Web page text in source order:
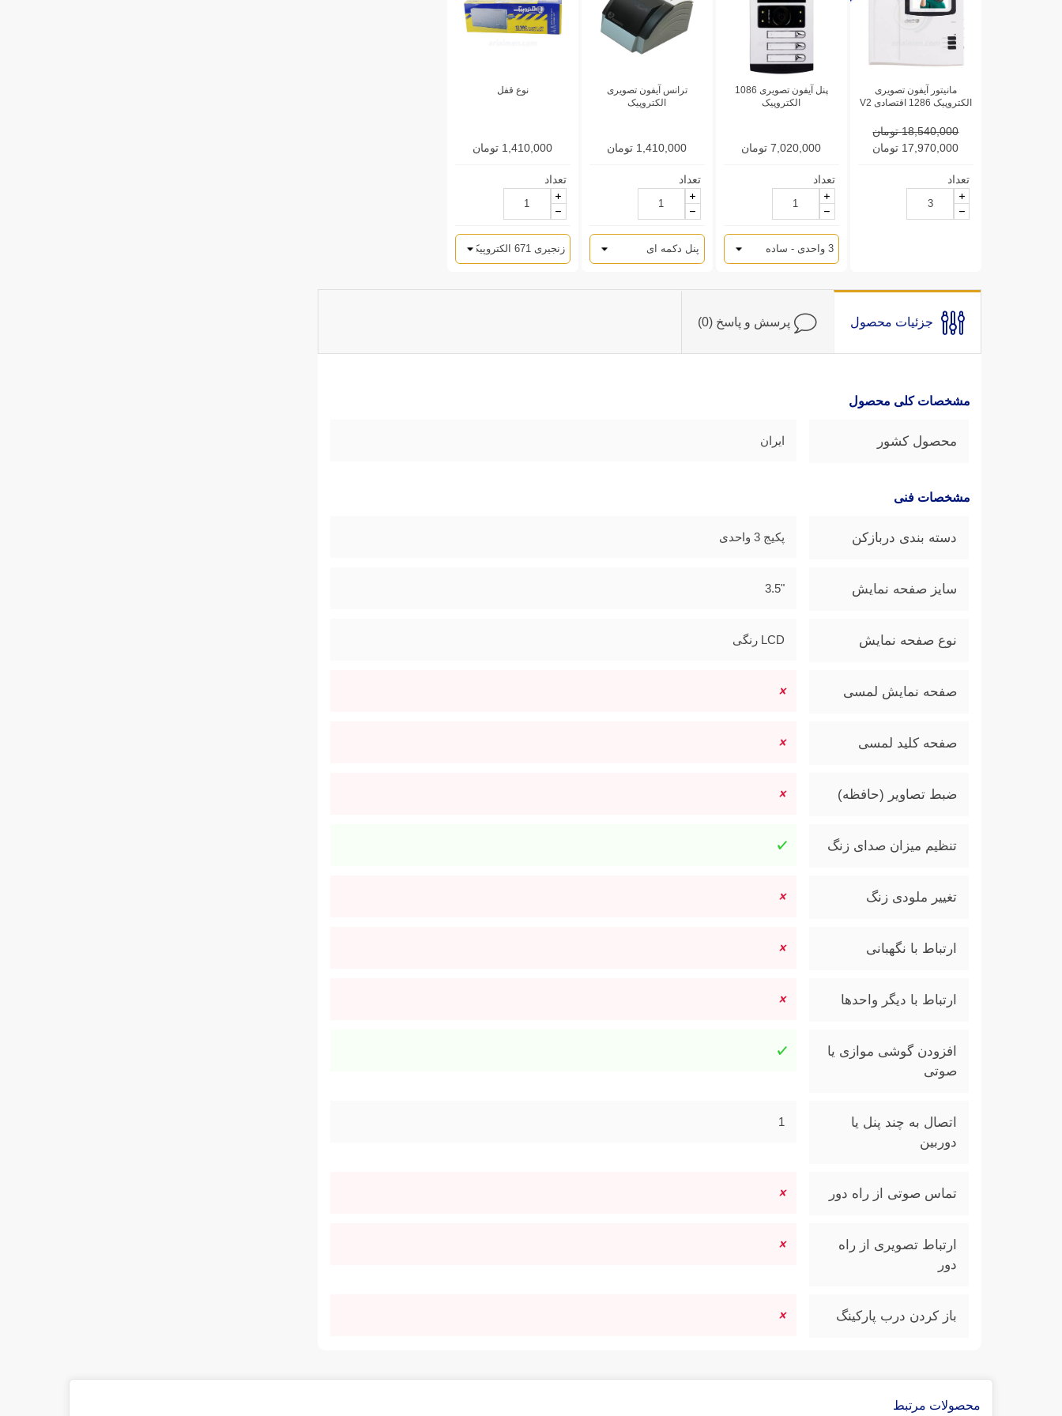
مانیتور آیفون تصویری
الکتروپیک 1286 اقتصادی V2
18,540,000 تومان
17,970,000 تومان
تعداد
پنل آیفون تصویری 1086
الکتروپیک
7,020,000 تومان
تعداد
ترانس آیفون تصویری
الکتروپیک
1,410,000 تومان
تعداد
نوع قفل
1,410,000 تومان
تعداد
جزئیات محصول پرسش و پاسخ (0)
مشخصات کلی محصول
محصول کشور ایران
مشخصات فنی
دسته بندی دربازکن پکیج 3 واحدی
سایز صفحه نمایش "3.5
نوع صفحه نمایش LCD رنگی
صفحه نمایش لمسی
صفحه کلید لمسی
ضبط تصاویر (حافظه)
تنظیم میزان صدای زنگ
تغییر ملودی زنگ
ارتباط با نگهبانی
ارتباط با دیگر واحدها
افزودن گوشی موازی یا
صوتی
اتصال به چند پنل یا
دوربین
1
تماس صوتی از راه دور
ارتباط تصویری از راه
دور
باز کردن درب پارکینگ
محصولات مرتبط